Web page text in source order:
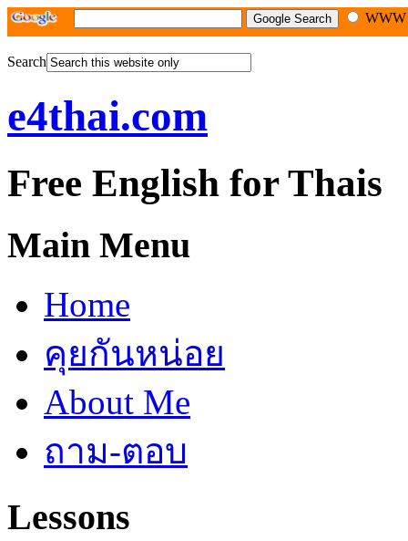
Search
e4thai.com
Free English for Thais
Main Menu
Home
คุยกันหน่อย
About Me
ถาม-ตอบ
Lessons